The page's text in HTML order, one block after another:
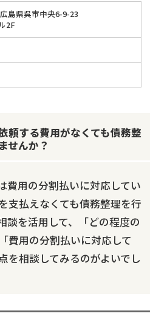
広島県呉市中央6-9-23
2F
頼する費用がなくても債務整
せんか？
費用の分割払いに対応してい
支払えなくても債務整理を行
談を活用して、「どの程度の
費用の分割払いに対応して
を相談してみるのがよいでし